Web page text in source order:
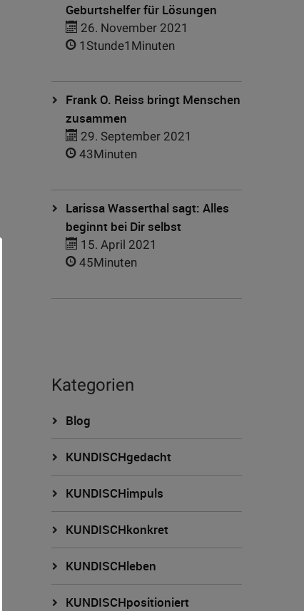
Geburtshelfer für Lösungen
26. November 2021
1Stunde1Minuten
Frank O. Reiss bringt Menschen
zusammen
29. September 2021
43Minuten
Larissa Wasserthal sagt: Alles
beginnt bei Dir selbst
15. April 2021
45Minuten
Kategorien
Blog
KUNDISCHgedacht
KUNDISCHimpuls
KUNDISCHkonkret
KUNDISCHleben
KUNDISCHpositioniert